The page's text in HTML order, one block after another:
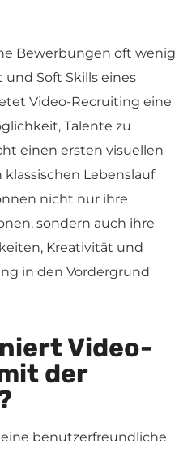
Bewerbungen oft wenig
Soft Skills eines
Video-Recruiting eine
Talente zu
einen ersten visuellen
Lebenslauf
nicht nur ihre
sondern auch ihre
Kreativität und
in den Vordergrund
Video-
der
benutzerfreundliche